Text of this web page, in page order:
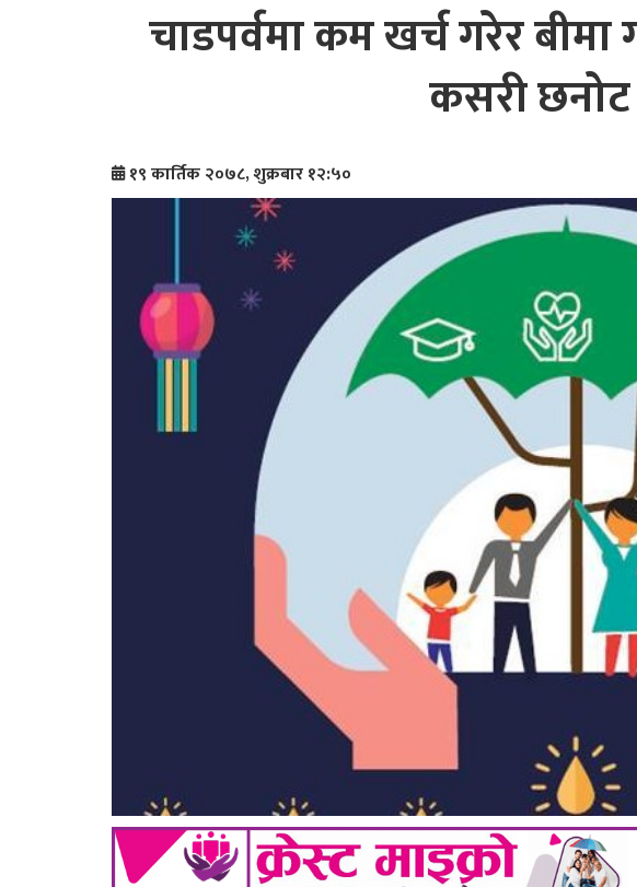
चाडपर्वमा कम खर्च गरेर बीमा
कसरी छनोट
१९ कार्तिक २०७८, शुक्रबार १२:५०